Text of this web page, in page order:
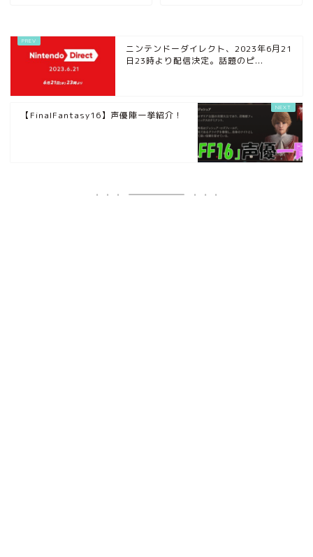
ニンテンドーダイレクト、2023年6月21
日23時より配信決定。話題のピ...
【FinalFantasy16】声優陣一挙紹介！